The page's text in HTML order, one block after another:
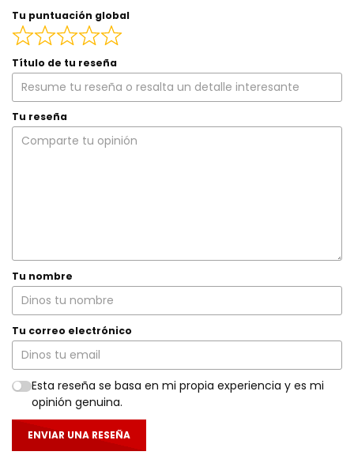
Tu puntuación global
Título de tu reseña
Tu reseña
Tu nombre
Tu correo electrónico
Esta reseña se basa en mi propia experiencia y es mi
opinión genuina.
ENVIAR UNA RESEÑA